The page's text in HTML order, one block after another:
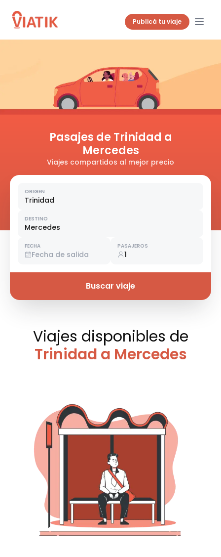
Publicá tu viaje
Pasajes de Trinidad a
Mercedes
Viajes compartidos al mejor precio
ORIGEN
Trinidad
DESTINO
Mercedes
FECHA
Fecha de salida
PASAJEROS
1
Buscar viaje
Viajes disponibles de
Trinidad a Mercedes